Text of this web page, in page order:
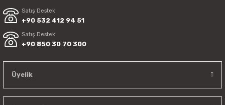
Satış Destek
+90 532 412 94 51
Satış Destek
+90 850 30 70 300
Üyelik